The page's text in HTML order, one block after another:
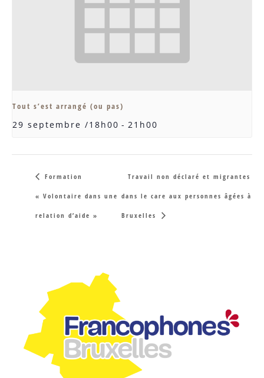
Tout s’est arrangé (ou pas)
29 septembre /18h00 - 21h00
Formation
« Volontaire dans une
relation d’aide »
Travail non déclaré et migrantes
dans le care aux personnes âgées à
Bruxelles